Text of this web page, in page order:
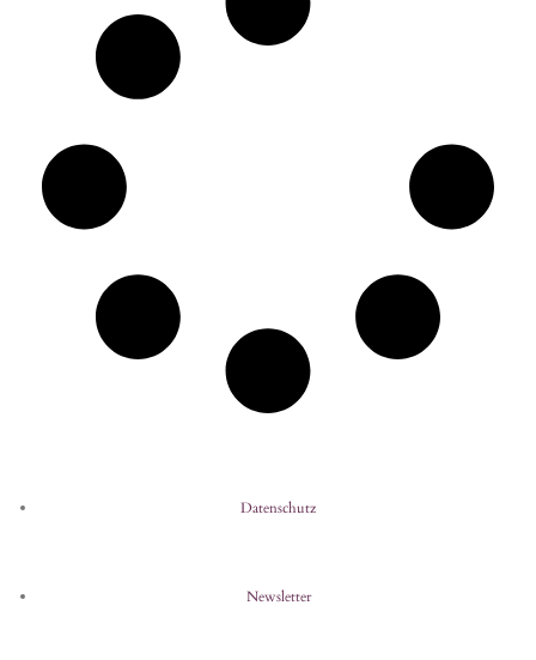
Datenschutz
Newsletter